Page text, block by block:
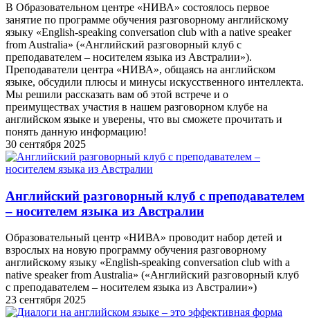
В Образовательном центре «НИВА» состоялось первое
занятие по программе обучения разговорному английскому
языку «English-speaking conversation club with a native speaker
from Australia» («Английский разговорный клуб с
преподавателем – носителем языка из Австралии»).
Преподаватели центра «НИВА», общаясь на английском
языке, обсудили плюсы и минусы искусственного интеллекта.
Мы решили рассказать вам об этой встрече и о
преимуществах участия в нашем разговорном клубе на
английском языке и уверены, что вы сможете прочитать и
понять данную информацию!
30 сентября 2025
Английский разговорный клуб с преподавателем
– носителем языка из Австралии
Образовательный центр «НИВА» проводит набор детей и
взрослых на новую программу обучения разговорному
английскому языку «English-speaking conversation club with a
native speaker from Australia» («Английский разговорный клуб
с преподавателем – носителем языка из Австралии»)
23 сентября 2025